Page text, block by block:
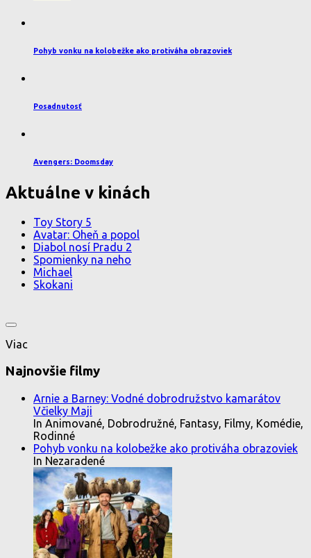
Pohyb vonku na kolobežke ako protiváha obrazoviek
Posadnutosť
Avengers: Doomsday
Aktuálne v kinách
Toy Story 5
Avatar: Oheň a popol
Diabol nosí Pradu 2
Spomienky na neho
Michael
Skokani
Viac
Najnovšie filmy
Arnie a Barney: Vodné dobrodružstvo kamarátov
Včielky Maji
In Animované, Dobrodružné, Fantasy, Filmy, Komédie,
Rodinné
Pohyb vonku na kolobežke ako protiváha obrazoviek
In Nezaradené